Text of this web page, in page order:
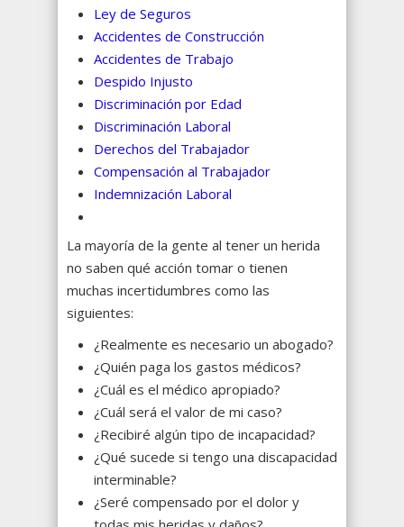
Ley de Seguros
Accidentes de Construcción
Accidentes de Trabajo
Despido Injusto
Discriminación por Edad
Discriminación Laboral
Derechos del Trabajador
Compensación al Trabajador
Indemnización Laboral
La mayoría de la gente al tener un herida
no saben qué acción tomar o tienen
muchas incertidumbres como las
siguientes:
¿Realmente es necesario un abogado?
¿Quién paga los gastos médicos?
¿Cuál es el médico apropiado?
¿Cuál será el valor de mi caso?
¿Recibiré algún tipo de incapacidad?
¿Qué sucede si tengo una discapacidad
interminable?
¿Seré compensado por el dolor y